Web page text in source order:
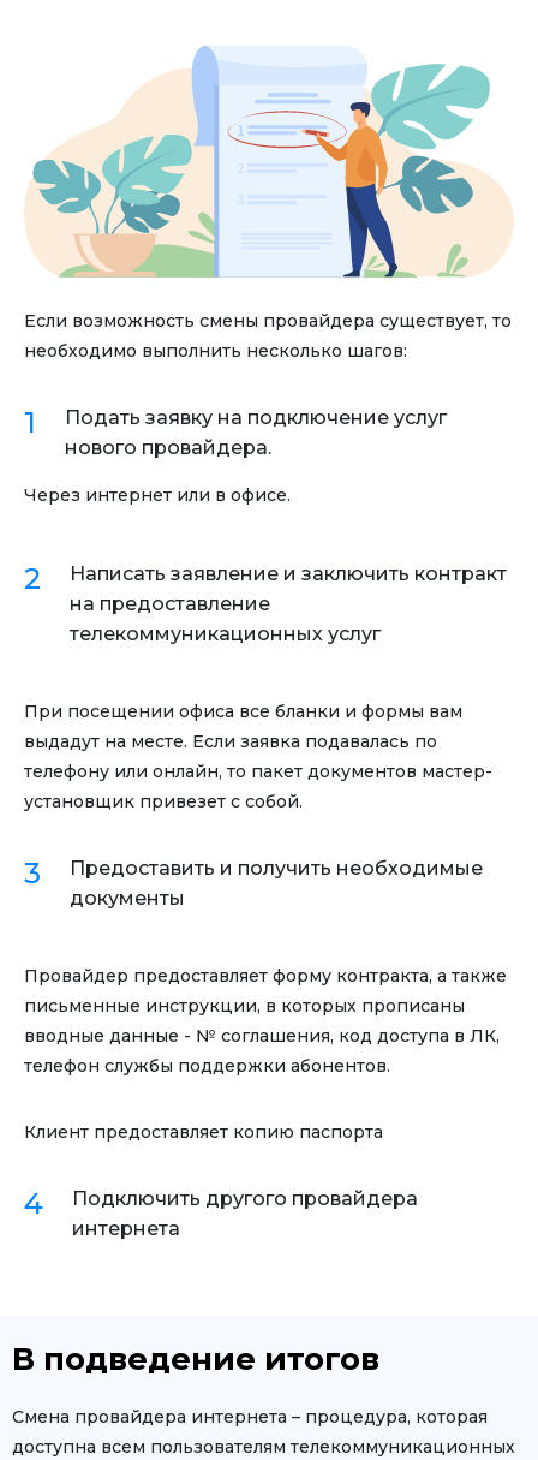
Если возможность смены провайдера существует, то
необходимо выполнить несколько шагов:
Подать заявку на подключение услуг
нового провайдера.
Через интернет или в офисе.
Написать заявление и заключить контракт
на предоставление
телекоммуникационных услуг
При посещении офиса все бланки и формы вам
выдадут на месте. Если заявка подавалась по
телефону или онлайн, то пакет документов мастер-
установщик привезет с собой.
Предоставить и получить необходимые
документы
Провайдер предоставляет форму контракта, а также
письменные инструкции, в которых прописаны
вводные данные - № соглашения, код доступа в ЛК,
телефон службы поддержки абонентов.
Клиент предоставляет копию паспорта
Подключить другого провайдера
интернета
В подведение итогов
Смена провайдера интернета – процедура, которая
доступна всем пользователям телекоммуникационных